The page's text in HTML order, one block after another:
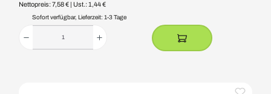
Nettopreis: 7,58 € | Ust.: 1,44 €
Sofort verfügbar, Lieferzeit: 1-3 Tage